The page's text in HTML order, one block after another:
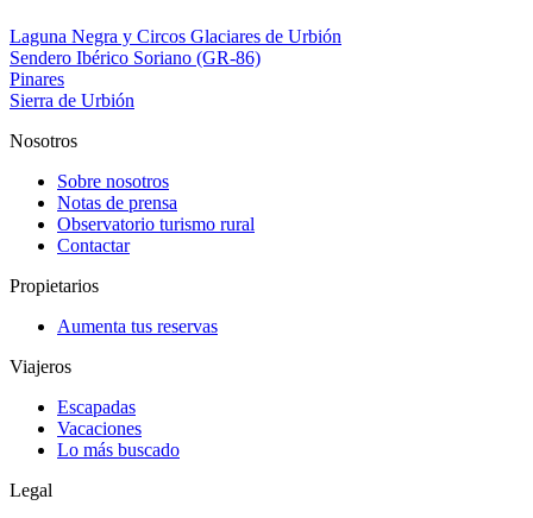
Laguna Negra y Circos Glaciares de Urbión
Sendero Ibérico Soriano (GR-86)
Pinares
Sierra de Urbión
Nosotros
Sobre nosotros
Notas de prensa
Observatorio turismo rural
Contactar
Propietarios
Aumenta tus reservas
Viajeros
Escapadas
Vacaciones
Lo más buscado
Legal